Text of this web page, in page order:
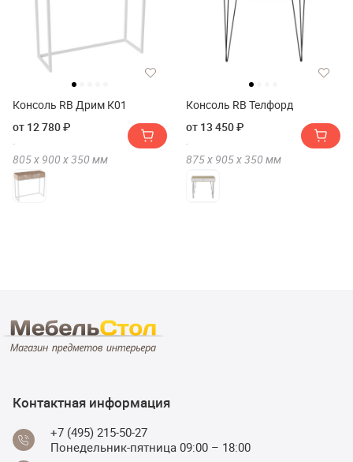
Консоль RB Дрим К01
от 12 780 ₽
805 х 900 х350 мм
Консоль RB Телфорд
от 13 450 ₽
875 х 905 х350 мм
Контактная информация
+7 (495) 215-50-27
Понедельник-пятница 09:00 – 18:00